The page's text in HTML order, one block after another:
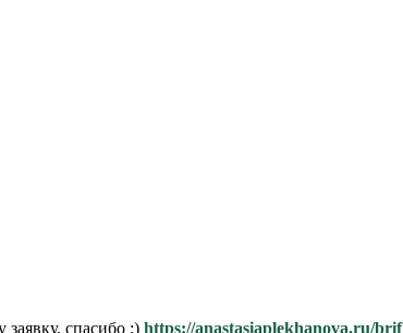
спасибо ;) https://anastasiaplekhanova.ru/brif